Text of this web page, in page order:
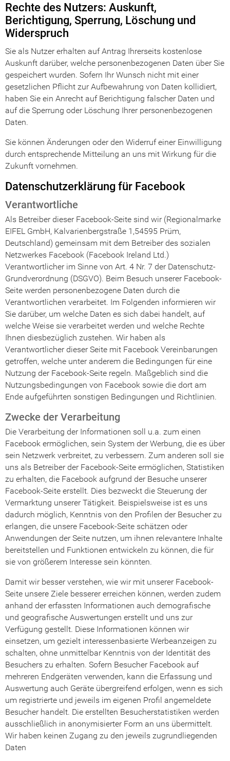
Rechte des Nutzers: Auskunft,
Berichtigung, Sperrung, Löschung und
Widerspruch
Sie als Nutzer erhalten auf Antrag Ihrerseits kostenlose
Auskunft darüber, welche personenbezogenen Daten über Sie
gespeichert wurden. Sofern Ihr Wunsch nicht mit einer
gesetzlichen Pflicht zur Aufbewahrung von Daten kollidiert,
haben Sie ein Anrecht auf Berichtigung falscher Daten und
auf die Sperrung oder Löschung Ihrer personenbezogenen
Daten.
Sie können Änderungen oder den Widerruf einer Einwilligung
durch entsprechende Mitteilung an uns mit Wirkung für die
Zukunft vornehmen.
Datenschutzerklärung für Facebook
Verantwortliche
Als Betreiber dieser Facebook-Seite sind wir (Regionalmarke
EIFEL GmbH, Kalvarienbergstraße 1,54595 Prüm,
Deutschland) gemeinsam mit dem Betreiber des sozialen
Netzwerkes Facebook (Facebook Ireland Ltd.)
Verantwortlicher im Sinne von Art. 4 Nr. 7 der Datenschutz-
Grundverordnung (DSGVO). Beim Besuch unserer Facebook-
Seite werden personenbezogene Daten durch die
Verantwortlichen verarbeitet. Im Folgenden informieren wir
Sie darüber, um welche Daten es sich dabei handelt, auf
welche Weise sie verarbeitet werden und welche Rechte
Ihnen diesbezüglich zustehen. Wir haben als
Verantwortlicher dieser Seite mit Facebook Vereinbarungen
getroffen, welche unter anderem die Bedingungen für eine
Nutzung der Facebook-Seite regeln. Maßgeblich sind die
Nutzungsbedingungen von Facebook sowie die dort am
Ende aufgeführten sonstigen Bedingungen und Richtlinien.
Zwecke der Verarbeitung
Die Verarbeitung der Informationen soll u.a. zum einen
Facebook ermöglichen, sein System der Werbung, die es über
sein Netzwerk verbreitet, zu verbessern. Zum anderen soll sie
uns als Betreiber der Facebook-Seite ermöglichen, Statistiken
zu erhalten, die Facebook aufgrund der Besuche unserer
Facebook-Seite erstellt. Dies bezweckt die Steuerung der
Vermarktung unserer Tätigkeit. Beispielsweise ist es uns
dadurch möglich, Kenntnis von den Profilen der Besucher zu
erlangen, die unsere Facebook-Seite schätzen oder
Anwendungen der Seite nutzen, um ihnen relevantere Inhalte
bereitstellen und Funktionen entwickeln zu können, die für
sie von größerem Interesse sein könnten.
Damit wir besser verstehen, wie wir mit unserer Facebook-
Seite unsere Ziele besserer erreichen können, werden zudem
anhand der erfassten Informationen auch demografische
und geografische Auswertungen erstellt und uns zur
Verfügung gestellt. Diese Informationen können wir
einsetzen, um gezielt interessenbasierte Werbeanzeigen zu
schalten, ohne unmittelbar Kenntnis von der Identität des
Besuchers zu erhalten. Sofern Besucher Facebook auf
mehreren Endgeräten verwenden, kann die Erfassung und
Auswertung auch Geräte übergreifend erfolgen, wenn es sich
um registrierte und jeweils im eigenen Profil angemeldete
Besucher handelt. Die erstellten Besucherstatistiken werden
ausschließlich in anonymisierter Form an uns übermittelt.
Wir haben keinen Zugang zu den jeweils zugrundliegenden
Daten